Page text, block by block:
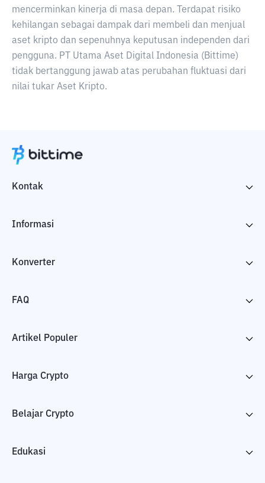
mencerminkan kinerja di masa depan. Terdapat risiko
kehilangan sebagai dampak dari membeli dan menjual
aset kripto dan sepenuhnya keputusan independen dari
pengguna. PT Utama Aset Digital Indonesia (Bittime)
tidak bertanggung jawab atas perubahan fluktuasi dari
nilai tukar Aset Kripto.
Kontak
Informasi
Konverter
FAQ
Artikel Populer
Harga Crypto
Belajar Crypto
Edukasi